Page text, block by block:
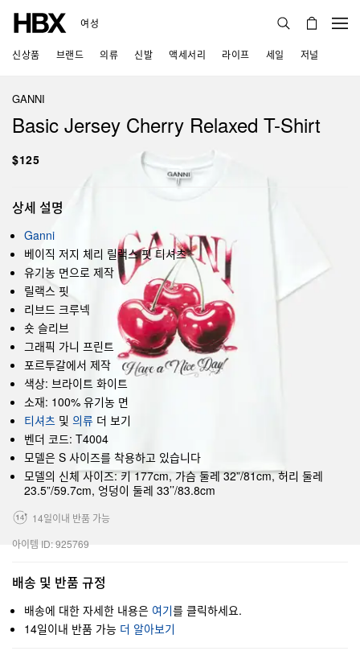
여성
신상품 브랜드 의류 신발 액세서리 라이프 세일 저널
GANNI
Basic Jersey Cherry Relaxed T-Shirt
$125
상세 설명
Ganni
베이직 저지 체리 릴랙스 핏 티셔츠
유기농 면으로 제작
릴랙스 핏
리브드 크루넥
숏 슬리브
그래픽 가니 프린트
포르투갈에서 제작
색상: 브라이트 화이트
소재: 100% 유기농 면
티셔츠 및 의류 더 보기
벤더 코드: T4004
모델은 S 사이즈를 착용하고 있습니다
모델의 신체 사이즈: 키 177cm, 가슴 둘레 32”/81cm, 허리 둘레
23.5”/59.7cm, 엉덩이 둘레 33’’/83.8cm
14일이내 반품 가능
아이템 ID: 925769
배송 및 반품 규정
배송에 대한 자세한 내용은 여기를 클릭하세요.
14일이내 반품 가능 더 알아보기